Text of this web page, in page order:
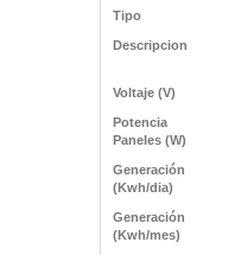
Tipo
Descripcion
Voltaje (V)
Potencia
Paneles (W)
Generación
(Kwh/dia)
Generación
(Kwh/mes)